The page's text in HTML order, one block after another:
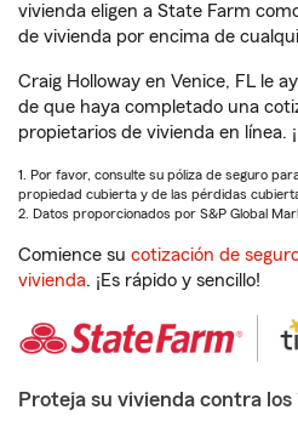
vivienda eligen a State Farm
de vivienda por encima de
Craig Holloway en Venice, FL le
de que haya completado una
propietarios de vivienda en línea.
1. Por favor, consulte su póliza de seguro
propiedad cubierta y de las pérdidas
2. Datos proporcionados por S&P Global
Comience su cotización de
vivienda. ¡Es rápido y sencillo!
Proteja su vivienda contra